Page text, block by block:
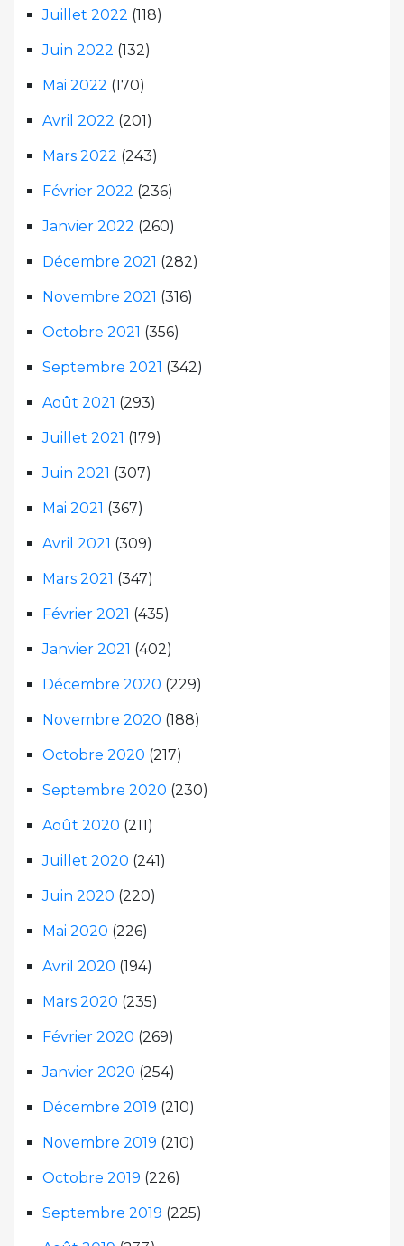
Juillet 2022 (118)
Juin 2022 (132)
Mai 2022 (170)
Avril 2022 (201)
Mars 2022 (243)
Février 2022 (236)
Janvier 2022 (260)
Décembre 2021 (282)
Novembre 2021 (316)
Octobre 2021 (356)
Septembre 2021 (342)
Août 2021 (293)
Juillet 2021 (179)
Juin 2021 (307)
Mai 2021 (367)
Avril 2021 (309)
Mars 2021 (347)
Février 2021 (435)
Janvier 2021 (402)
Décembre 2020 (229)
Novembre 2020 (188)
Octobre 2020 (217)
Septembre 2020 (230)
Août 2020 (211)
Juillet 2020 (241)
Juin 2020 (220)
Mai 2020 (226)
Avril 2020 (194)
Mars 2020 (235)
Février 2020 (269)
Janvier 2020 (254)
Décembre 2019 (210)
Novembre 2019 (210)
Octobre 2019 (226)
Septembre 2019 (225)